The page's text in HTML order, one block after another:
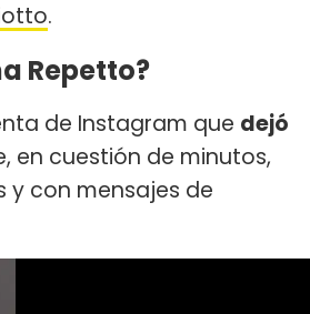
.
Repetto?
de Instagram que dejó
en cuestión de minutos,
y con mensajes de